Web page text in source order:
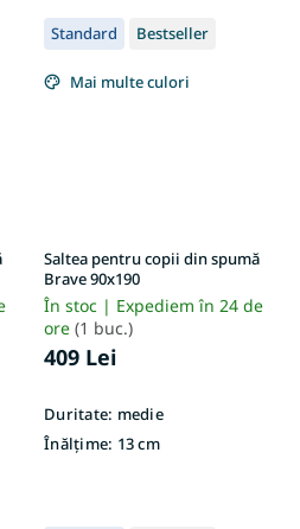
Standard Bestseller
Mai multe culori
Saltea pentru copii din spumă
Brave 90x190
În stoc | Expediem în 24 de
ore (1 buc.)
409 Lei
Duritate: medie
Înălțime: 13 cm